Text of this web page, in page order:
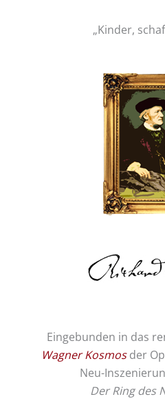
„Kinder,
Eingebunden in das
Wagner Kosmosder
Neu-
Der Ring des